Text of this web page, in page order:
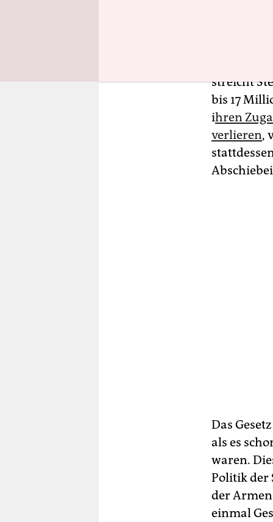
streicht
bis 17
ihren
verlieren,
Das
als es
waren.
Politik der
der
einmal